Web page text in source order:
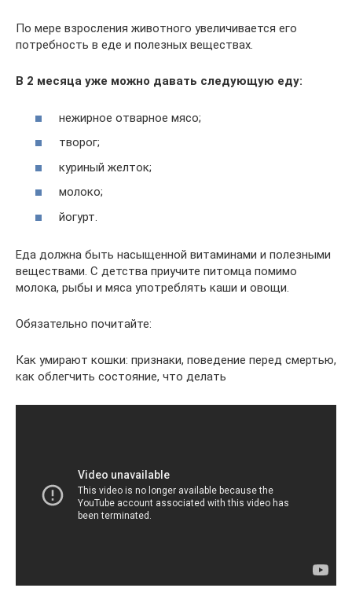
По мере взросления животного увеличивается его
потребность в еде и полезных веществах.
В 2 месяца уже можно давать следующую еду:
нежирное отварное мясо;
творог;
куриный желток;
молоко;
йогурт.
Еда должна быть насыщенной витаминами и полезными
веществами. С детства приучите питомца помимо
молока, рыбы и мяса употреблять каши и овощи.
Обязательно почитайте:
Как умирают кошки: признаки, поведение перед смертью,
как облегчить состояние, что делать